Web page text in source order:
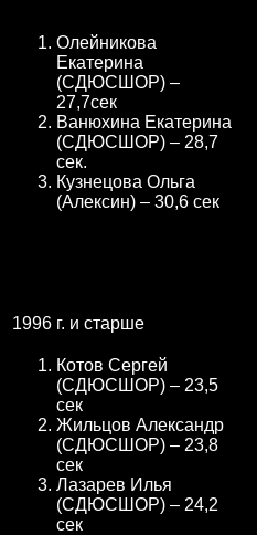
Олейникова
Екатерина
(СДЮСШОР) –
27,7сек
Ванюхина Екатерина
(СДЮСШОР) – 28,7
сек.
Кузнецова Ольга
(Алексин) – 30,6 сек
1996 г. и старше
Котов Сергей
(СДЮСШОР) – 23,5
сек
Жильцов Александр
(СДЮСШОР) – 23,8
сек
Лазарев Илья
(СДЮСШОР) – 24,2
сек